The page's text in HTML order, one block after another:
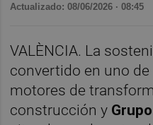
Actualizado: 08/06/2026 · 08:45
VALÈNCIA. La
convertido en uno
motores de
construcción y